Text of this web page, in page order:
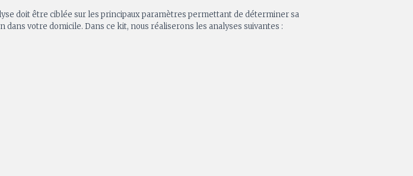
doit être ciblée sur les principaux paramètres permettant de déterminer sa
votre domicile. Dans ce kit, nous réaliserons les analyses suivantes :